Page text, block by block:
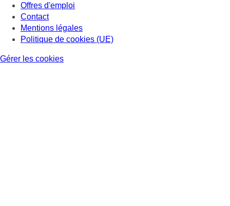
Offres d'emploi
Contact
Mentions légales
Politique de cookies (UE)
Gérer les cookies